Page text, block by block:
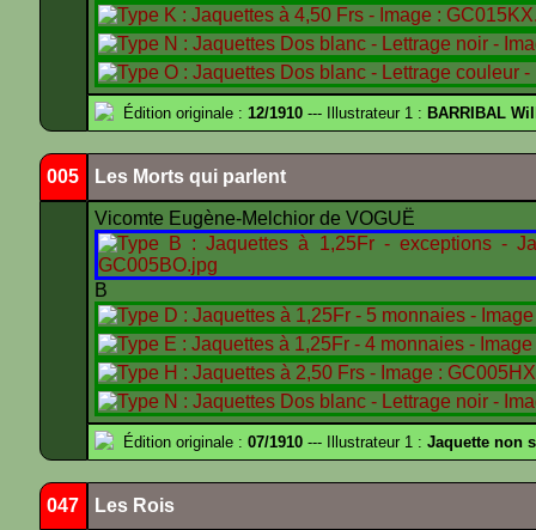
Édition originale : 12/1910 --- Illustrateur 1 : BARRIBAL
005 Les Morts qui parlent
Vicomte Eugène-Melchior de VOGUË
B
Édition originale : 07/1910 --- Illustrateur 1 : Jaquette non
047 Les Rois